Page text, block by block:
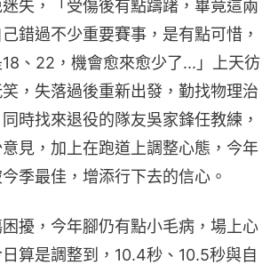
失，「受傷後有點躊躇，畢竟這兩
錯過不少重要賽事，是有點可惜，
、22，機會愈來愈少了...」上天彷
，失落過後重新出發，勤找物理治
時找來退役的隊友吳家鋒任教練，
見，加上在跑道上調整心態，今年
季最佳，增添行下去的信心。
困擾，今年腳仍有點小毛病，場上心
算是調整到，10.4秒、10.5秒與自